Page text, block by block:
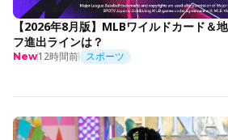
【2026年8月版】MLBワイルドカード＆
フ進出ラインは？
New12時間前 スポーツ